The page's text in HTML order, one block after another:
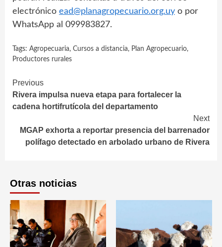
electrónico ead@planagropecuario.org.uy o por
WhatsApp al 099983827.
Tags: Agropecuaria, Cursos a distancia, Plan Agropecuario,
Productores rurales
Continue
Reading
Previous
Rivera impulsa nueva etapa para fortalecer la
cadena hortifrutícola del departamento
Next
MGAP exhorta a reportar presencia del barrenador
polífago detectado en arbolado urbano de Rivera
Otras noticias